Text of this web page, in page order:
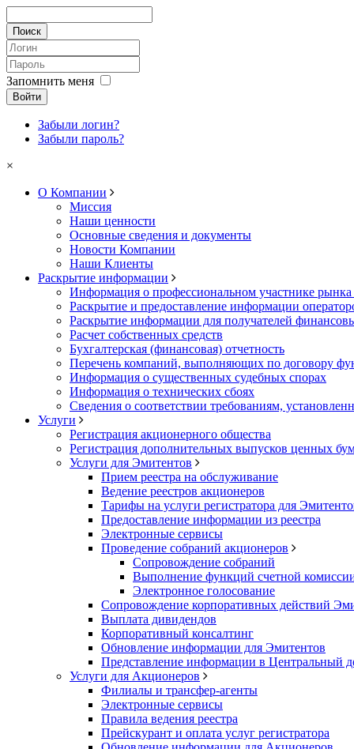
Запомнить меня
Войти
Забыли логин?
Забыли пароль?
×
О Компании
Миссия
Наши ценности
Основные сведения и документы
Новости Компании
Наши Клиенты
Раскрытие информации
Информация о профессиональном участнике
Раскрытие и предоставление информации
Раскрытие информации для получателей
Расчет собственных средств
Бухгалтерская (финансовая) отчетность
Перечень компаний, выполняющих по договору
Информация о существенных судебных спорах
Информация о технических сбоях
Сведения о соответствии требованиям,
Услуги
Регистрация акционерного общества
Регистрация дополнительных выпусков ценных
Услуги для Эмитентов
Прием реестра на обслуживание
Ведение реестров акционеров
Тарифы на услуги регистратора для
Предоставление информации из реестра
Электронные сервисы
Проведение собраний акционеров
Сопровождение собраний
Выполнение функций счетной
Электронное голосование
Сопровождение корпоративных действий
Выплата дивидендов
Корпоративный консалтинг
Обновление информации для Эмитентов
Представление информации в Центральный
Услуги для Акционеров
Филиалы и трансфер-агенты
Электронные сервисы
Правила ведения реестра
Прейскурант и оплата услуг регистратора